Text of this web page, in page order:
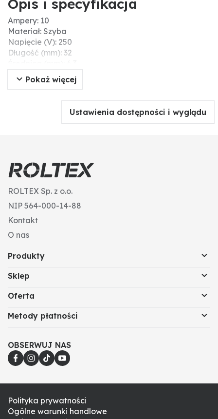
Opis i specyfikacja
Ampery: 10
Materiał: Szyba
Napięcie (V): 250
Długość (mm): 32
Informacje dodatkowe: • wersja: F flink
Wersja: 32 x 6,3 mm, 1 1/4'' x 1/4'', 10 A
Pokaż więcej
Ustawienia dostępności i wyglądu
ROLTEX Sp. z o.o.
NIP 564-000-14-88
Kontakt
O nas
Produkty
Sklep
Oferta
Metody płatności
OBSERWUJ NAS
Polityka prywatności
Ogólne warunki handlowe